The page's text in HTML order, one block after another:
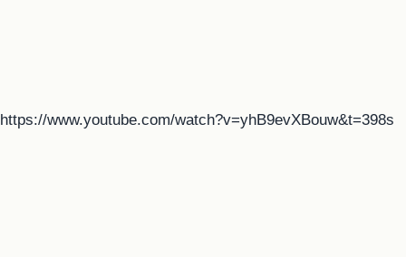
https://www.youtube.com/watch?v=yhB9evXBouw&t=398s